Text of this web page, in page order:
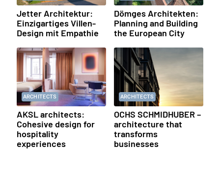
Jetter Architektur:
Einzigartiges Villen-
Design mit Empathie
Dömges Architekten:
Planning and Building
the European City
ARCHITECTS
AKSL architects:
Cohesive design for
hospitality
experiences
ARCHITECTS
OCHS SCHMIDHUBER –
architecture that
transforms
businesses